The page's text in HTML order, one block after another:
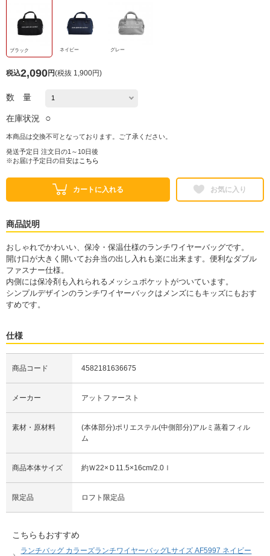
ブラック ネイビー グレー
税込2,090円(税抜 1,900円)
数 量
在庫状況 ○
本商品は交換不可となっております。ご了承ください。
発送予定日 注文日の1～10日後
※お届け予定日の目安は こちら
カートに入れる お気に入り
商品説明
おしゃれでかわいい、保冷・保温仕様のランチワイヤーバッグです。
開け口が大きく開いてお弁当の出し入れも楽に出来ます。便利なダブル
ファスナー仕様。
内側には保冷剤も入れられるメッシュポケットがついています。
シンプルデザインのランチワイヤーバックはメンズにもキッズにもおす
すめです。
仕様
商品コード 4582181636675
メーカー アットファースト
素材・原材料
(本体部分)ポリエステル(中側部分)アルミ蒸着フィル
ム
商品本体サイズ 約Ｗ22×Ｄ11.5×16cm/2.0ｌ
限定品 ロフト限定品
こちらもおすすめ
ランチバッグ カラーズランチワイヤーバッグLサイズ AF5997 ネイビー